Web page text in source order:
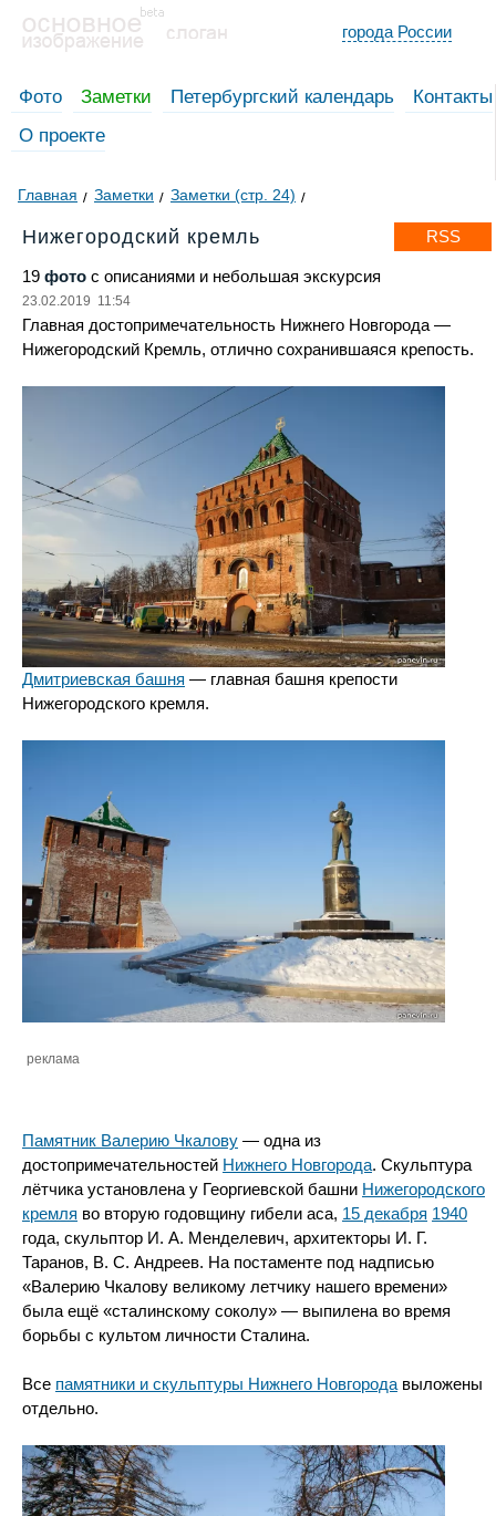
города России
Фото Заметки Петербургский календарь
Контакты
О проекте
Главная Заметки Заметки (стр. 24)
RSS
Нижегородский кремль
19 фото с описаниями и небольшая экскурсия
23.02.2019 11:54
Главная достопримечательность Нижнего Новгорода —
Нижегородский Кремль, отлично сохранившаяся крепость.
Дмитриевская башня — главная башня крепости
Нижегородского кремля.
реклама
Памятник Валерию Чкалову — одна из
достопримечательностей Нижнего Новгорода. Скульптура
лётчика установлена у Георгиевской башни Нижегородского
кремля во вторую годовщину гибели аса, 15 декабря 1940
года, скульптор И. А. Менделевич, архитекторы И. Г.
Таранов, В. С. Андреев. На постаменте под надписью
«Валерию Чкалову великому летчику нашего времени»
была ещё «сталинскому соколу» — выпилена во время
борьбы с культом личности Сталина.
Все памятники и скульптуры Нижнего Новгорода выложены
отдельно.